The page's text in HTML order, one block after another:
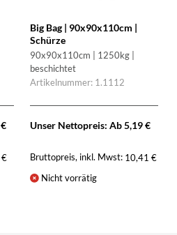
€
€
Big Bag | 90x90x110cm |
Schürze
90x90x110cm | 1250kg |
beschichtet
Artikelnummer: 1.1112
Unser Nettopreis: Ab5,19€
Bruttopreis, inkl. Mwst: 10,41 €
Nicht vorrätig